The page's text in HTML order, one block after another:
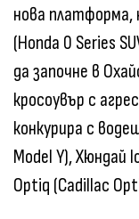
нова платформа,
(Honda 0 Series
да започне в
кросоувър с
конкурира с
Model Y), Хюндай
Optiq (Cadillac